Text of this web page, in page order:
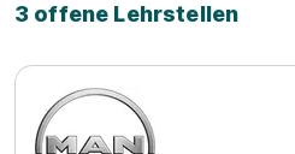
3 offene Lehrstellen